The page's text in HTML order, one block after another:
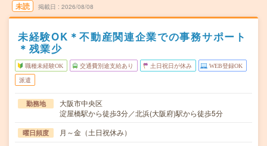
未読 掲載日 2026/08/08
未経験OK＊不動産関連企業での事務サポート
＊残業少
職種未経験OK 交通費別途支給あり 土日祝日が休み WEB登録OK
派遣
勤務地
大阪市中央区
淀屋橋駅から徒歩3分／北浜(大阪府)駅から徒歩5分
曜日頻度 月～金（土日祝休み）